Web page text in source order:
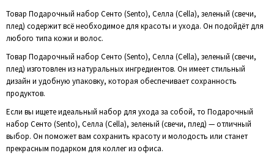
Товар Подарочный набор Сенто (Sento), Селла (Cella), зеленый (свечи,
плед) содержит всё необходимое для красоты и ухода. Он подойдёт для
любого типа кожи и волос.
Товар Подарочный набор Сенто (Sento), Селла (Cella), зеленый (свечи,
плед) изготовлен из натуральных ингредиентов. Он имеет стильный
дизайн и удобную упаковку, которая обеспечивает сохранность
продуктов.
Если вы ищете идеальный набор для ухода за собой, то Подарочный
набор Сенто (Sento), Селла (Cella), зеленый (свечи, плед) — отличный
выбор. Он поможет вам сохранить красоту и молодость или станет
прекрасным подарком для коллег из офиса.